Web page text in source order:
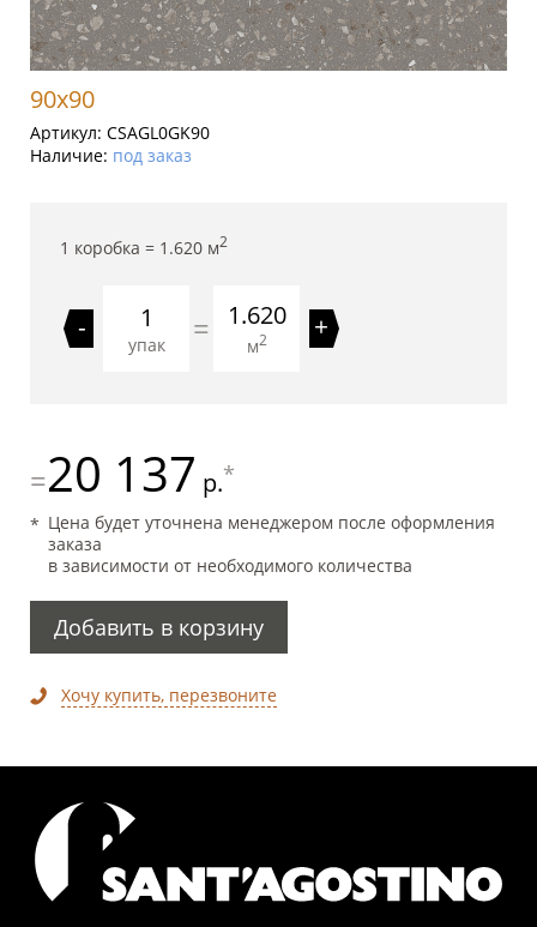
90x90
Артикул: CSAGL0GK90
Наличие: под заказ
1 коробка = 1.620 м2
-
упак = 1.620
м2 +
=20 137 р.*
Цена будет уточнена менеджером после оформления
заказа
в зависимости от необходимого количества
Добавить в корзину
Хочу купить, перезвоните